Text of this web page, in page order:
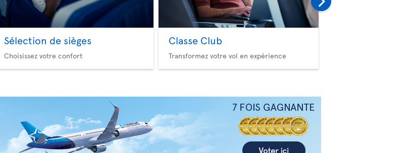
Sélection de sièges
Choisissez votre confort
Classe Club
Transformez votre vol en expérience